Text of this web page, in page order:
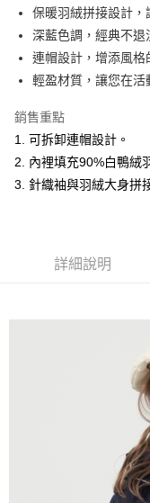
Apple Pay
悠遊付
ATM付款
運送方式
全家取貨付款
每筆NT$60，滿
萊爾富取貨付款
付款後萊爾富取貨
每筆NT$60，滿
每筆NT$60，滿
每筆NT$60，滿
保暖羽絨拼接設計，
深藍色調，經典不退
連帽設計，增添風格
輕盈材質，讓您在活
銷售重點
1. 可拆卸連帽設計。
2. 內裡填充90%白鴨絨
3. 針織袖與羽絨大身拼
詳細說明